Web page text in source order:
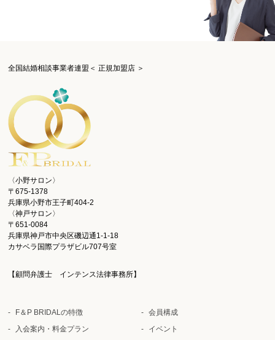
全国結婚相談事業者連盟＜ 正規加盟店 ＞
〈小野サロン〉
〒675-1378
兵庫県小野市王子町404-2
〈神戸サロン〉
〒651-0084
兵庫県神戸市中央区磯辺通1-1-18
カサベラ国際プラザビル707号室
【顧問弁護士 インテンス法律事務所】
F＆P BRIDALの特徴
入会案内・料金プラン
会員構成
イベント